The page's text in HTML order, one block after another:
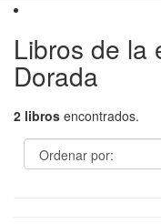
Libros de la
Dorada
2 libros encontrados.